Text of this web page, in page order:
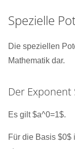
Spezielle
Die speziellen
Mathematik dar.
Der Exponent
Es gilt $a^0=1$.
Für die Basis $0$